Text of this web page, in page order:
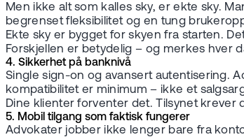
Men ikke alt som kalles sky, er ekte sky.
begrenset fleksibilitet og en tung
Ekte sky er bygget for skyen fra starten.
Forskjellen er betydelig – og merkes hver
4. Sikkerhet på banknivå
Single sign-on og avansert autentisering.
kompatibilitet er minimum – ikke et
Dine klienter forventer det. Tilsynet krever
5. Mobil tilgang som faktisk fungerer
Advokater jobber ikke lenger bare fra